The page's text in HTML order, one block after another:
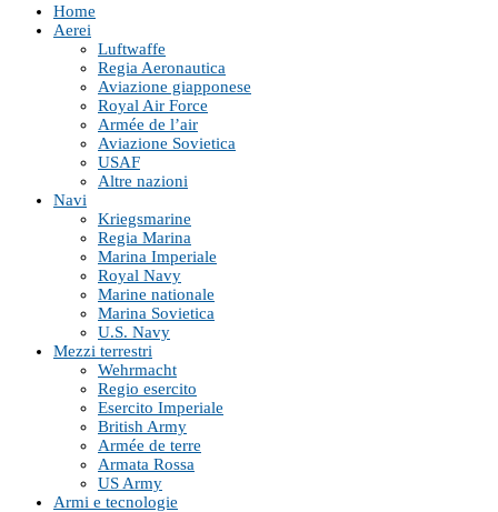
Home
Aerei
Luftwaffe
Regia Aeronautica
Aviazione giapponese
Royal Air Force
Armée de l’air
Aviazione Sovietica
USAF
Altre nazioni
Navi
Kriegsmarine
Regia Marina
Marina Imperiale
Royal Navy
Marine nationale
Marina Sovietica
U.S. Navy
Mezzi terrestri
Wehrmacht
Regio esercito
Esercito Imperiale
British Army
Armée de terre
Armata Rossa
US Army
Armi e tecnologie